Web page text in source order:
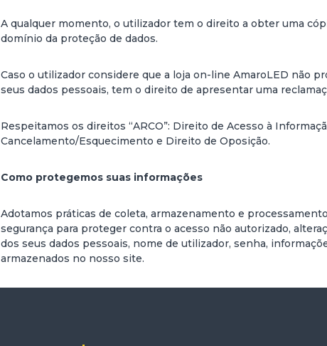
A qualquer momento, o utilizador tem o direito a obter uma
domínio da proteção de dados.
Caso o utilizador considere que a loja on-line AmaroLED não
seus dados pessoais, tem o direito de apresentar uma
Respeitamos os direitos “ARCO”: Direito de Acesso à
Cancelamento/Esquecimento e Direito de Oposição.
Como protegemos suas informações
Adotamos práticas de coleta, armazenamento e
segurança para proteger contra o acesso não autorizado,
dos seus dados pessoais, nome de utilizador, senha,
armazenados no nosso site.